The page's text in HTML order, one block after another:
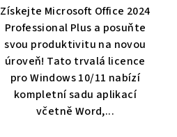
z 5
hvězdiček.
Získejte Microsoft Office 2024
Professional Plus a posuňte
svou produktivitu na novou
úroveň! Tato trvalá licence
pro Windows 10/11 nabízí
kompletní sadu aplikací
včetně Word,...